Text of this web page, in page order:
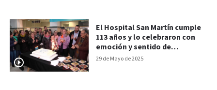
29 de Mayo de 2025
El Hospital San Martín cumple
113 años y lo celebraron con
emoción y sentido de
pertenencia